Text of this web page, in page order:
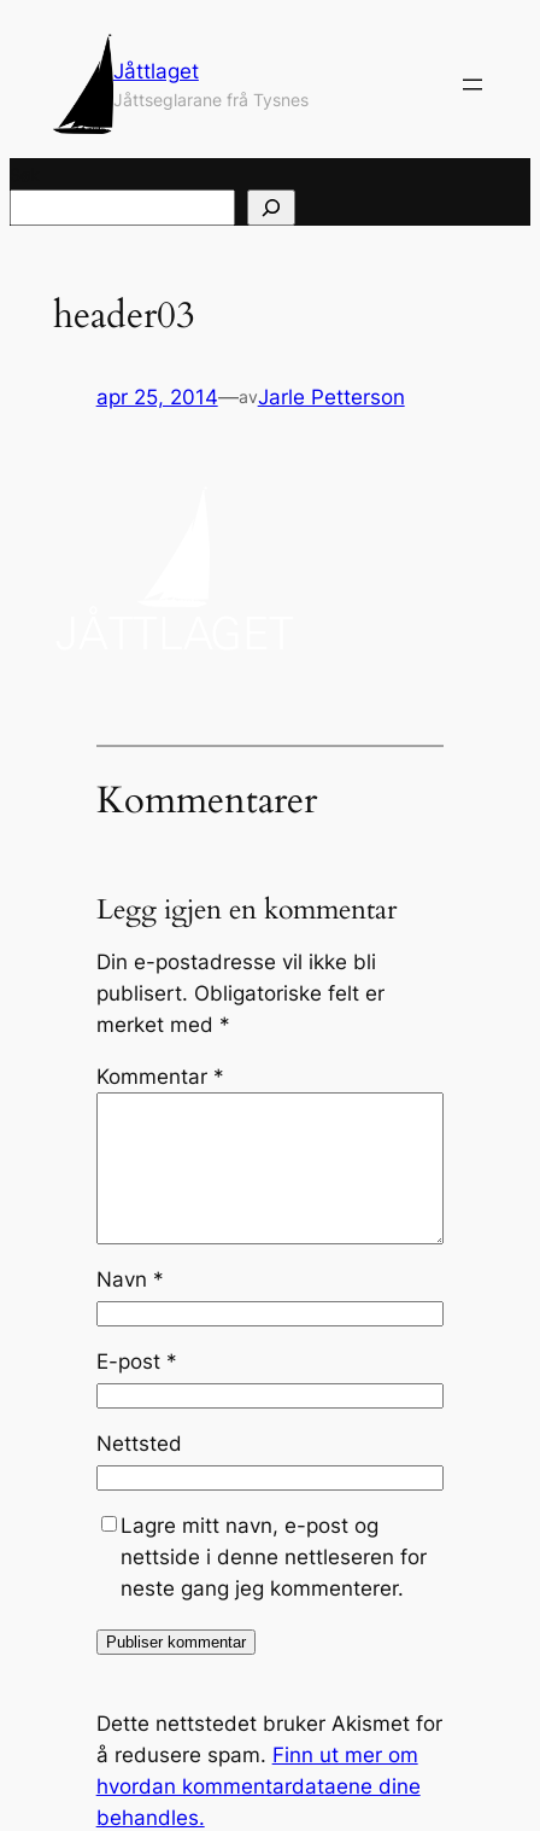
Jåttlaget
Jåttseglarane frå Tysnes
header03
apr 25, 2014—avJarle Petterson
Kommentarer
Legg igjen en kommentar
Din e-postadresse vil ikke bli
publisert. Obligatoriske felt er
merket med *
Kommentar *
Navn *
E-post *
Nettsted
Lagre mitt navn, e-post og
nettside i denne nettleseren for
neste gang jeg kommenterer.
Dette nettstedet bruker Akismet for
å redusere spam. Finn ut mer om
hvordan kommentardataene dine
behandles.